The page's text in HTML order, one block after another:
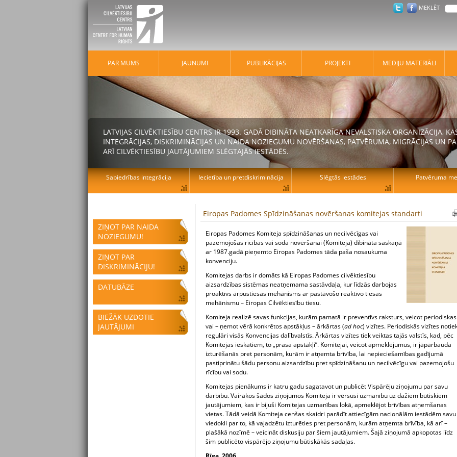
ZIŅOT PAR NAIDA
NOZIEGUMU!
ZIŅOT PAR
DISKRIMINĀCIJU!
DATUBĀZE
BIEŽĀK UZDOTIE
JAUTĀJUMI
Eiropas Padomes Spīdzināšanas novēršanas komitejas standarti
Eiropas Padomes Komiteja spīdzināšanas un necilvēcīgas vai
pazemojošas rīcības vai soda novēršanai (Komiteja) dibināta saskaņā
ar 1987.gadā pieņemto Eiropas Padomes tāda paša nosaukuma
konvenciju.
Komitejas darbs ir domāts kā Eiropas Padomes cilvēktiesību
aizsardzības sistēmas neatņemama sastāvdaļa, kur līdzās darbojas
proaktīvs ārpustiesas mehānisms ar pastāvošo reaktīvo tiesas
mehānismu – Eiropas Cilvēktiesību tiesu.
Komiteja realizē savas funkcijas, kurām pamatā ir preventīvs raksturs, veicot periodiskas
vai – ņemot vērā konkrētos apstākļus – ārkārtas (ad hoc) vizītes. Periodiskās vizītes
regulāri visās Konvencijas dalībvalstīs. Ārkārtas vizītes tiek veiktas tajās valstīs, kad, pēc
Komitejas ieskatiem, to „prasa apstākļi”. Komitejai, veicot apmeklējumus, ir jāpārbauda
izturēšanās pret personām, kurām ir atņemta brīvība, lai nepieciešamības gadījumā
pastiprinātu šādu personu aizsardzību pret spīdzināšanu un necilvēcīgu vai pazemojošu
rīcību vai sodu.
Komitejas pienākums ir katru gadu sagatavot un publicēt Vispārēju ziņojumu par savu
darbību. Vairākos šādos ziņojumos Komiteja ir vērsusi uzmanību uz dažiem būtiskiem
jautājumiem, kas ir bijuši Komitejas uzmanības lokā, apmeklējot brīvības atņemšanas
vietas. Tādā veidā Komiteja cenšas skaidri parādīt attiecīgām nacionālām iestādēm savu
viedokli par to, kā vajadzētu izturēties pret personām, kurām atņemta brīvība, kā arī –
plašākā nozīmē – veicināt diskusiju par šiem jautājumiem. Šajā ziņojumā apkopotas līdz
šim publicēto vispārējo ziņojumu būtiskākās sadaļas.
MEKLĒT
PAR MUMS JAUNUMI PUBLIKĀCIJAS PROJEKTI MEDIJU MATERIĀLI
LATVIJAS CILVĒKTIESĪBU CENTRS IR 1993. GADĀ DIBINĀTA NEATKARĪGA NEVALSTISKA ORGANIZĀCIJA,
INTEGRĀCIJAS, DISKRIMINĀCIJAS UN NAIDA NOZIEGUMU NOVĒRŠANAS, PATVĒRUMA, MIGRĀCIJAS UN
ARĪ CILVĒKTIESĪBU JAUTĀJUMIEM SLĒGTAJĀS IESTĀDĒS.
Sabiedrības integrācija Iecietība un pretdiskriminācija Slēgtās iestādes Patvēruma